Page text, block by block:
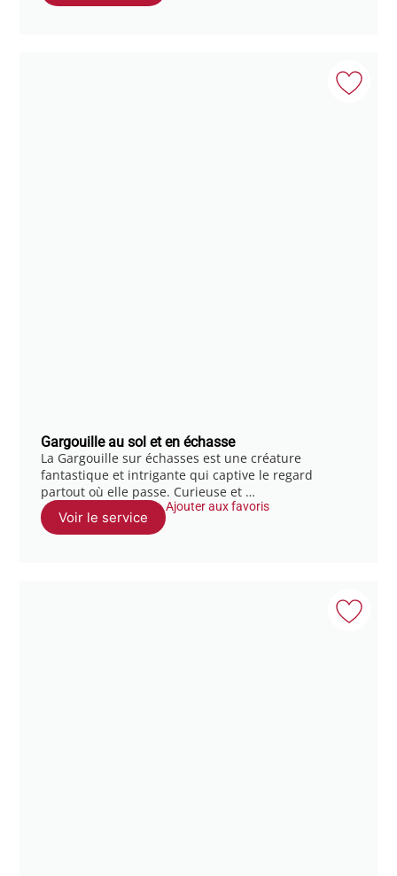
Gargouille au sol et en échasse
La Gargouille sur échasses est une créature
fantastique et intrigante qui captive le regard
partout où elle passe. Curieuse et …
Voir le service
Ajouter aux favoris